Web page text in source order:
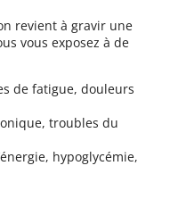
revient à gravir une
vous exposez à de
de fatigue, douleurs
troubles du
hypoglycémie,